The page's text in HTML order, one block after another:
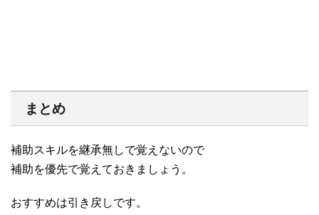
まとめ
補助スキルを継承無しで覚えないので
補助を優先で覚えておきましょう。
おすすめは引き戻しです。